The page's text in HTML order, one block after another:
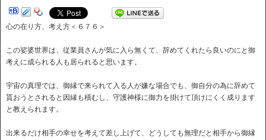
心の在り方、考え方＜６７６＞
この娑婆世界は、従業員さんが気に入ら無くて、辞めてくれたら良いのにと御
考えに成られる人も居られると思います。
宇宙の真理では、御縁で来られて入る人が嫌な場合でも、御自分の為に辞めて
貰おうとされると因縁も積むし、守護神様に御力を掛けて頂けにくく成ります
と教えられます。
出来るだけ相手の幸せを考えて差し上げて、どうしても無理だと相手から御縁